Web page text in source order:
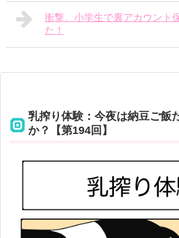
衝撃、小学生で裏アカウント
た！
乳搾り体験：今夜は納豆ご飯
か？【第194回】